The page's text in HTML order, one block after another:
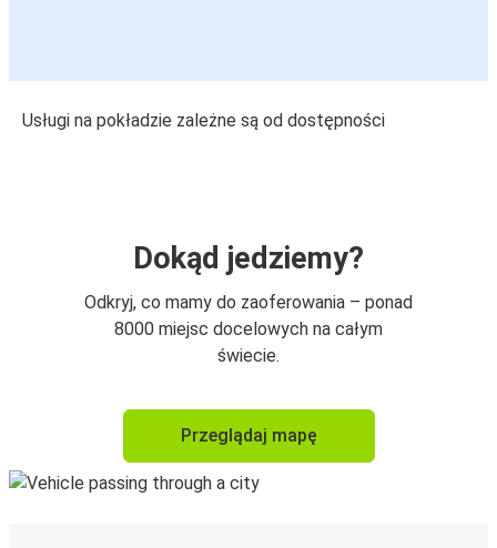
Usługi na pokładzie zależne są od dostępności
Dokąd jedziemy?
Odkryj, co mamy do zaoferowania – ponad
8000 miejsc docelowych na całym
świecie.
Przeglądaj mapę